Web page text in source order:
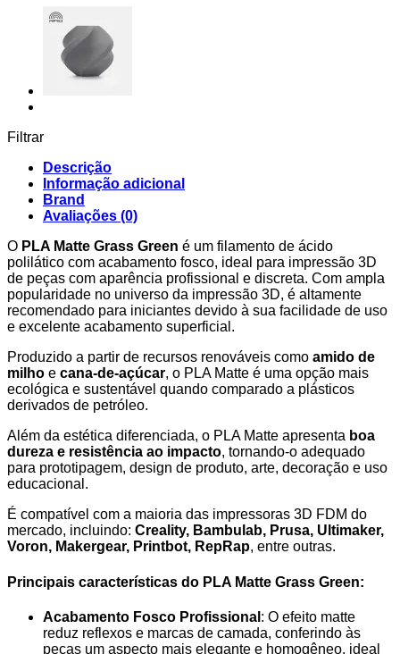
1Kg
(refill)
Filtrar
Descrição
Informação adicional
Brand
Avaliações (0)
O PLA Matte Grass Green é um filamento de ácido
polilático com acabamento fosco, ideal para impressão 3D
de peças com aparência profissional e discreta. Com ampla
popularidade no universo da impressão 3D, é altamente
recomendado para iniciantes devido à sua facilidade de uso
e excelente acabamento superficial.
Produzido a partir de recursos renováveis como amido de
milho e cana-de-açúcar, o PLA Matte é uma opção mais
ecológica e sustentável quando comparado a plásticos
derivados de petróleo.
Além da estética diferenciada, o PLA Matte apresenta boa
dureza e resistência ao impacto, tornando-o adequado
para prototipagem, design de produto, arte, decoração e uso
educacional.
É compatível com a maioria das impressoras 3D FDM do
mercado, incluindo: Creality, Bambulab, Prusa, Ultimaker,
Voron, Makergear, Printbot, RepRap, entre outras.
Principais características do PLA Matte Grass Green:
Acabamento Fosco Profissional : O efeito matte
reduz reflexos e marcas de camada, conferindo às
peças um aspecto mais elegante e homogêneo, ideal